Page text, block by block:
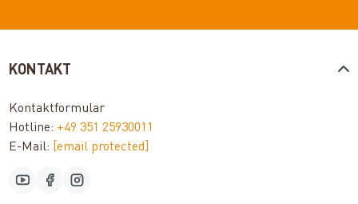
KONTAKT
Kontaktformular
Hotline: +49 351 25930011
E-Mail:
[email protected]